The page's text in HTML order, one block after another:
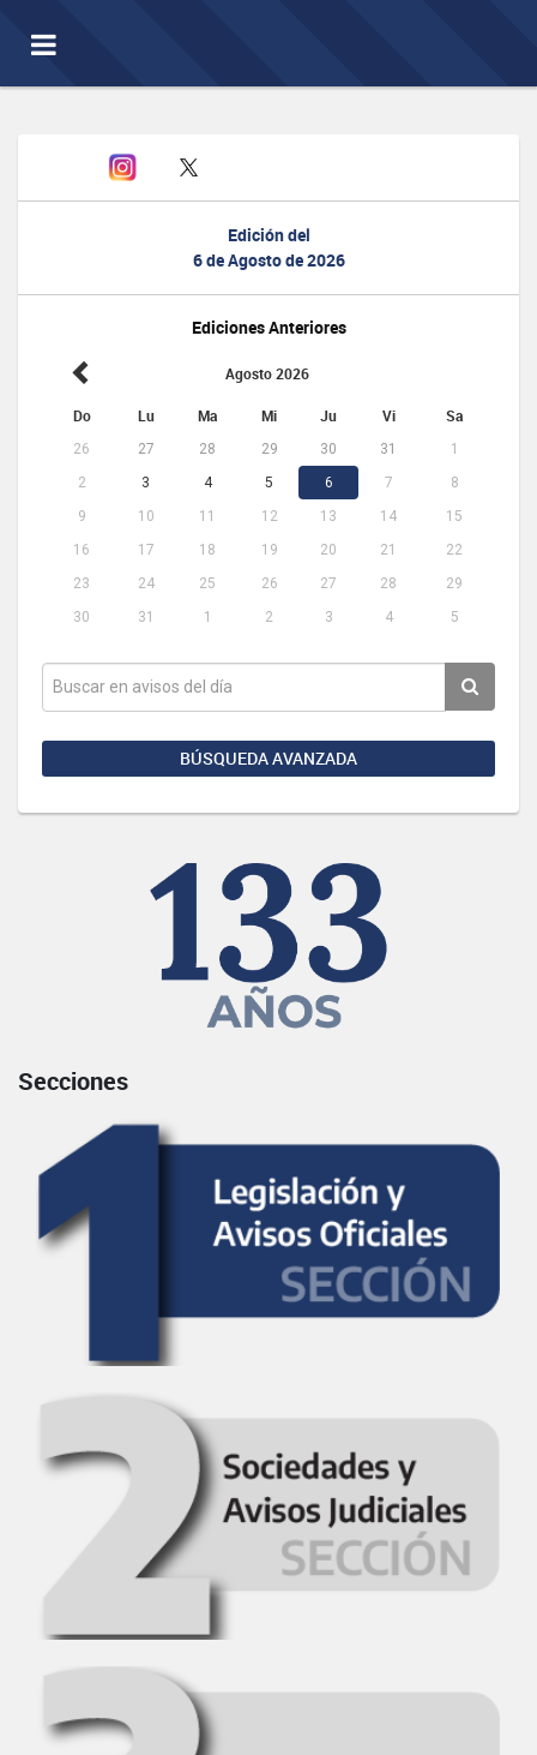
Toggle
navigation
Edición del
6 de Agosto de 2026
Ediciones Anteriores
Agosto 2026
Do Lu Ma Mi Ju Vi Sa
26 27 28 29 30 31
1
2
3 4 5 6 7
8
9
10 11 12 13 14
15
16
17 18 19 20 21
22
23
24 25 26 27 28
29
30
31 1 2 3 4 5
BÚSQUEDA AVANZADA
Secciones